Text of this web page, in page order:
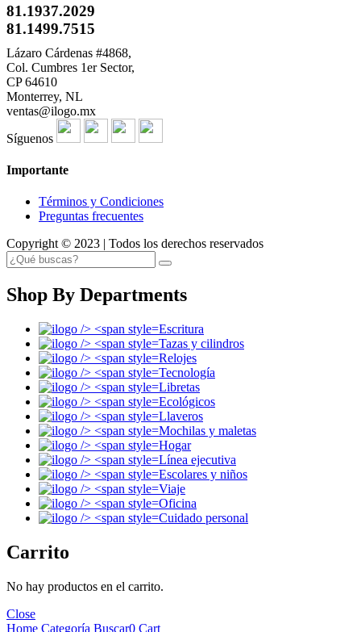
81.1937.2029
81.1499.7515
Lázaro Cárdenas #4868,
Col. Cumbres 1er Sector,
CP 64610
Monterrey, NL
ventas@ilogo.mx
Síguenos
Importante
Términos y Condiciones
Preguntas frecuentes
Copyright © 2023 | Todos los derechos reservados
Shop By Departments
Escritura
Tazas y cilindros
Relojes
Tecnología
Libretas
Ecológicos
Llaveros
Mochilas y maletas
Hogar
Línea ejecutiva
Escolares y niños
Viaje
Oficina
Cuidado personal
Carrito
No hay productos en el carrito.
Close
Home Categoría Buscar0 Cart